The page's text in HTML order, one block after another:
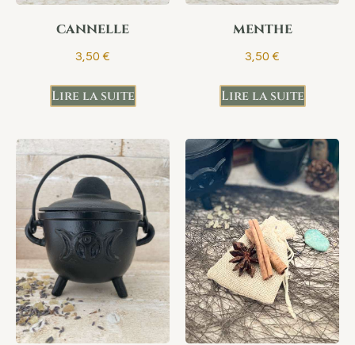
cannelle
3,50 €
Lire la suite
menthe
3,50 €
Lire la suite